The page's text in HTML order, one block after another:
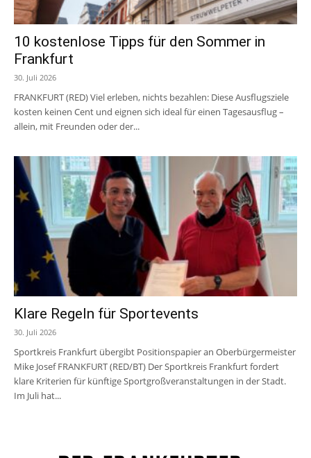
10 kostenlose Tipps für den Sommer in
Frankfurt
30. Juli 2026
FRANKFURT (RED) Viel erleben, nichts bezahlen: Diese Ausflugsziele
kosten keinen Cent und eignen sich ideal für einen Tagesausflug –
allein, mit Freunden oder der...
Klare Regeln für Sportevents
30. Juli 2026
Sportkreis Frankfurt übergibt Positionspapier an Oberbürgermeister
Mike Josef FRANKFURT (RED/BT) Der Sportkreis Frankfurt fordert
klare Kriterien für künftige Sportgroßveranstaltungen in der Stadt.
Im Juli hat...